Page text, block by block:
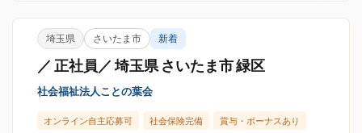
埼玉県 さいたま市 新着
／ 正社員／ 埼玉県 さいたま市 緑区
社会福祉法人ことの葉会
オンライン自主応募可 社会保険完備 賞与・ボーナスあり